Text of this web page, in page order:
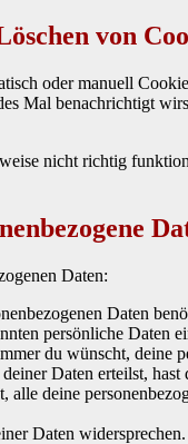
von
oder manuell
Mal benachrichtigt
nicht richtig
Dat­en:
Dat­en
per­sön­liche Dat­en
du wün­scht, deine
Dat­en erteilst,
alle deine
Dat­en